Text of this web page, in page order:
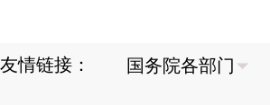
友情链接：